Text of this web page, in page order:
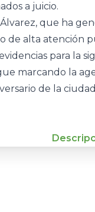
a juicio.
que ha
alta atención
para la
marcando la
de la